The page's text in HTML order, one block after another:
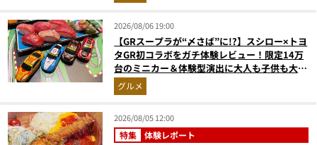
2026/08/06 19:00
【GRスープラが“〆さば”に!?】スシロー×トヨ
タGR初コラボをガチ体験レビュー！限定14万
台のミニカー＆体験型演出に大人も子供も大興
奮間違いなし
グルメ
2026/08/05 12:00
特集 体験レポート